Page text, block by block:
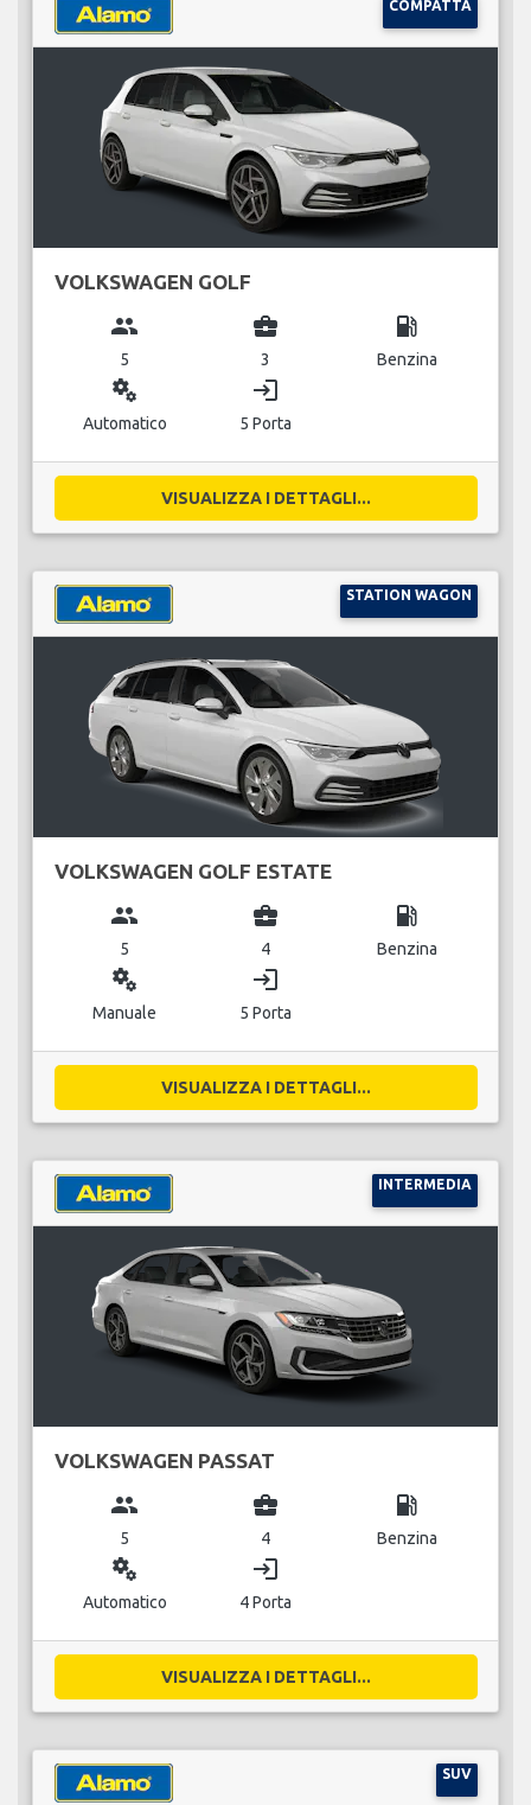
COMPATTA
VOLKSWAGEN GOLF
group
5
business_center
3
local_gas_station
Benzina
miscellaneous_services
Automatico
login
5 Porta
VISUALIZZA I DETTAGLI...
STATION WAGON
VOLKSWAGEN GOLF ESTATE
group
5
business_center
4
local_gas_station
Benzina
miscellaneous_services
Manuale
login
5 Porta
VISUALIZZA I DETTAGLI...
INTERMEDIA
VOLKSWAGEN PASSAT
group
5
business_center
4
local_gas_station
Benzina
miscellaneous_services
Automatico
login
4 Porta
VISUALIZZA I DETTAGLI...
SUV